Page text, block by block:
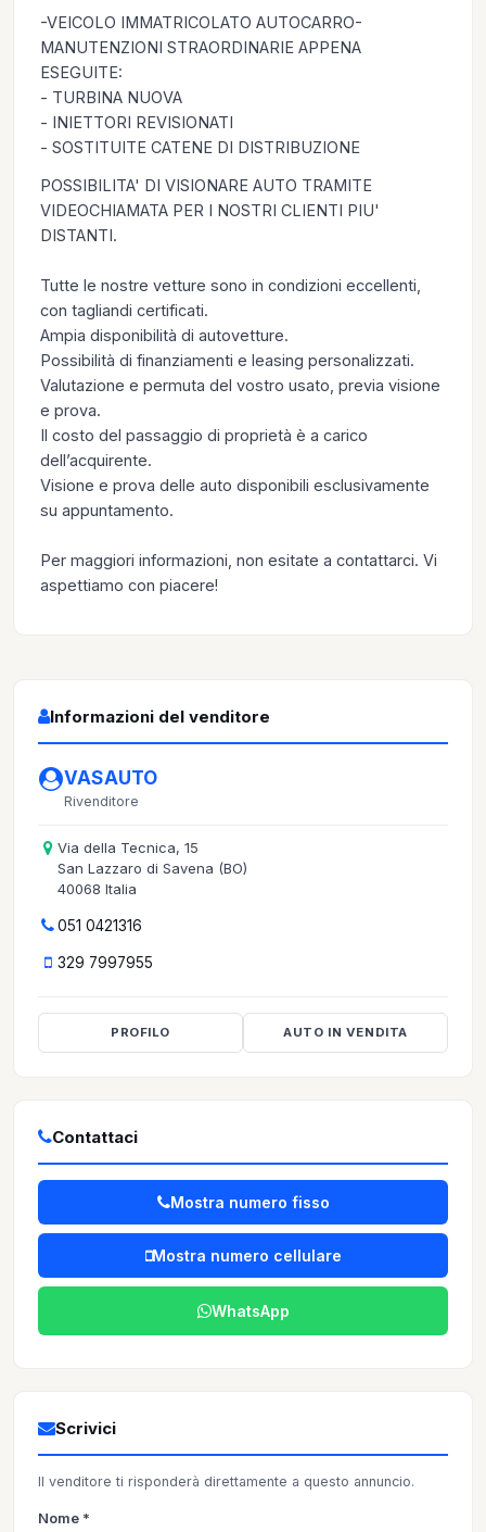
-VEICOLO IMMATRICOLATO AUTOCARRO-
MANUTENZIONI STRAORDINARIE APPENA
ESEGUITE:
- TURBINA NUOVA
- INIETTORI REVISIONATI
- SOSTITUITE CATENE DI DISTRIBUZIONE
POSSIBILITA' DI VISIONARE AUTO TRAMITE
VIDEOCHIAMATA PER I NOSTRI CLIENTI PIU'
DISTANTI.
Tutte le nostre vetture sono in condizioni eccellenti,
con tagliandi certificati.
Ampia disponibilità di autovetture.
Possibilità di finanziamenti e leasing personalizzati.
Valutazione e permuta del vostro usato, previa visione
e prova.
Il costo del passaggio di proprietà è a carico
dell’acquirente.
Visione e prova delle auto disponibili esclusivamente
su appuntamento.
Per maggiori informazioni, non esitate a contattarci. Vi
aspettiamo con piacere!
Informazioni del venditore
VASAUTO
Rivenditore
Via della Tecnica, 15
San Lazzaro di Savena (BO)
40068 Italia
051 0421316
329 7997955
PROFILO AUTO IN VENDITA
Contattaci
Mostra numero fisso
Mostra numero cellulare
WhatsApp
Scrivici
Il venditore ti risponderà direttamente a questo annuncio.
Nome *